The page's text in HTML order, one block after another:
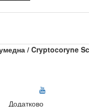
/ Cryptocoryne
Додатково